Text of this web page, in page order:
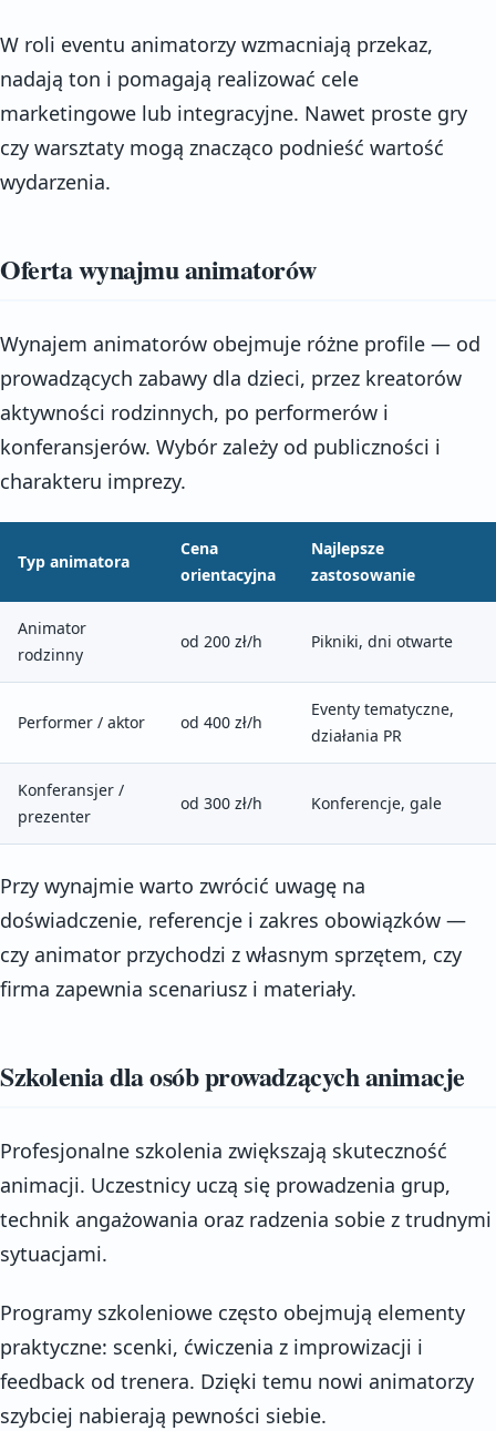
W roli eventu animatorzy wzmacniają przekaz,
nadają ton i pomagają realizować cele
marketingowe lub integracyjne. Nawet proste gry
czy warsztaty mogą znacząco podnieść wartość
wydarzenia.
Oferta wynajmu animatorów
Wynajem animatorów obejmuje różne profile — od
prowadzących zabawy dla dzieci, przez kreatorów
aktywności rodzinnych, po performerów i
konferansjerów. Wybór zależy od publiczności i
charakteru imprezy.
Typ animatora
Cena
orientacyjna
Najlepsze
zastosowanie
Animator
rodzinny
od 200 zł/h Pikniki, dni otwarte
Performer / aktor od 400 zł/h
Eventy tematyczne,
działania PR
Konferansjer /
prezenter
od 300 zł/h Konferencje, gale
Przy wynajmie warto zwrócić uwagę na
doświadczenie, referencje i zakres obowiązków —
czy animator przychodzi z własnym sprzętem, czy
firma zapewnia scenariusz i materiały.
Szkolenia dla osób prowadzących animacje
Profesjonalne szkolenia zwiększają skuteczność
animacji. Uczestnicy uczą się prowadzenia grup,
technik angażowania oraz radzenia sobie z trudnymi
sytuacjami.
Programy szkoleniowe często obejmują elementy
praktyczne: scenki, ćwiczenia z improwizacji i
feedback od trenera. Dzięki temu nowi animatorzy
szybciej nabierają pewności siebie.